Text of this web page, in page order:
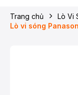
Trang chủ
Lò Vi
Lò vi sóng